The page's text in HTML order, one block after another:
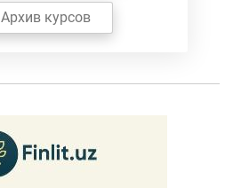
Архив курсов